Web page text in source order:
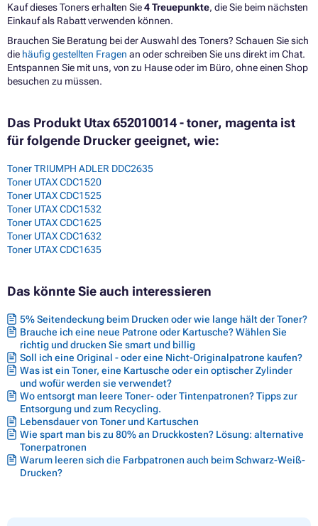
Kauf dieses Toners erhalten Sie4 Treuepunkte, die Sie beim nächsten
Einkauf als Rabatt verwenden können.
Brauchen Sie Beratung bei der Auswahl des Toners? Schauen Sie sich
die häufig gestellten Fragen an oder schreiben Sie uns direkt im Chat.
Entspannen Sie mit uns, von zu Hause oder im Büro, ohne einen Shop
besuchen zu müssen.
Das Produkt Utax 652010014 - toner, magenta ist
für folgende Drucker geeignet, wie:
Toner TRIUMPH ADLER DDC2635
Toner UTAX CDC1520
Toner UTAX CDC1525
Toner UTAX CDC1532
Toner UTAX CDC1625
Toner UTAX CDC1632
Toner UTAX CDC1635
Das könnte Sie auch interessieren
5% Seitendeckung beim Drucken oder wie lange hält der Toner?
Brauche ich eine neue Patrone oder Kartusche? Wählen Sie
richtig und drucken Sie smart und billig
Soll ich eine Original - oder eine Nicht-Originalpatrone kaufen?
Was ist ein Toner, eine Kartusche oder ein optischer Zylinder
und wofür werden sie verwendet?
Wo entsorgt man leere Toner- oder Tintenpatronen? Tipps zur
Entsorgung und zum Recycling.
Lebensdauer von Toner und Kartuschen
Wie spart man bis zu 80% an Druckkosten? Lösung: alternative
Tonerpatronen
Warum leeren sich die Farbpatronen auch beim Schwarz-Weiß-
Drucken?